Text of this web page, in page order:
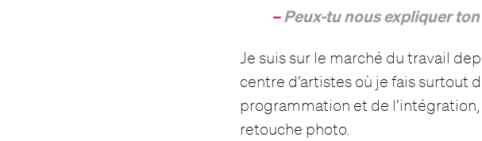
–Peux-tu nous expliquer
Je suis sur le marché du travail
centre d’artistes où je fais surtout
programmation et de
retouche photo.